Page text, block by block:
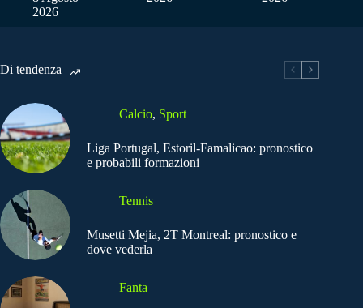
2026
Di tendenza
Calcio, Sport
Liga Portugal, Estoril-Famalicao: pronostico
e probabili formazioni
Tennis
Musetti Mejia, 2T Montreal: pronostico e
dove vederla
Fanta